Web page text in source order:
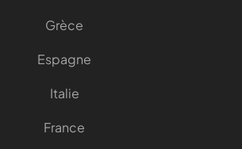
Grèce
Espagne
Italie
France